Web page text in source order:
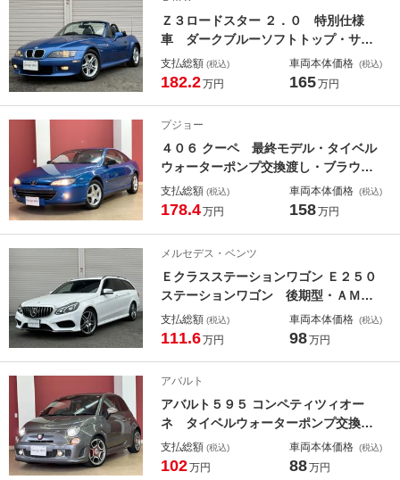
地デジ付純正ナビ・バックカメラ
Ｚ３ロードスター ２．０ 特別仕様
車 ダークブルーソフトトップ・サン
トリンブルーパイピング・オレゴンレ
ザーシート・シートヒーター・ダブル
支払総額 (税込)
182.2万円
車両本体価格 (税込)
165万円
プジョー
４０６ クーペ 最終モデル・タイベル
ウォーターポンプ交換渡し・ブラウン
レザーシート・純正オーディオ・ＥＴ
Ｃ・キーレス・シートヒーター
支払総額 (税込)
178.4万円
車両本体価格 (税込)
158万円
メルセデス・ベンツ
Ｅクラスステーションワゴン Ｅ２５０
ステーションワゴン 後期型・ＡＭＧ
スポーツＰＫＧ・レーダーセフティＰ
ＫＧ・パナメリカーナグリル・地デジ
ンサー撤廃・電動リアゲート・ＥＴ
Ｃ・ＬＥＤライト
支払総額 (税込)
111.6万円
車両本体価格 (税込)
98万円
アバルト
アバルト５９５ コンペティツィオー
ネ タイベルウォーターポンプ交換・
クラッチ、レリーズベアリング交換・
レーコードモンツァマフラー・サベル
支払総額 (税込)
102万円
車両本体価格 (税込)
88万円